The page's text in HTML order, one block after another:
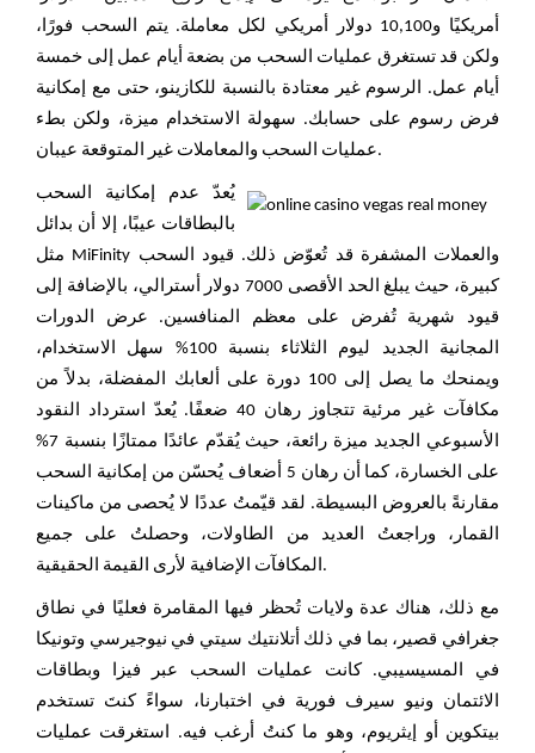
أمريكيًا و10,100 دولار أمريكي لكل معاملة. يتم السحب فورًا،
ولكن قد تستغرق عمليات السحب من بضعة أيام عمل إلى خمسة
أيام عمل. الرسوم غير معتادة بالنسبة للكازينو، حتى مع إمكانية
فرض رسوم على حسابك. سهولة الاستخدام ميزة، ولكن بطء
عمليات السحب والمعاملات غير المتوقعة عيبان.
يُعدّ عدم إمكانية السحب
بالبطاقات عيبًا، إلا أن بدائل
مثل MiFinity والعملات المشفرة قد تُعوّض ذلك. قيود السحب
كبيرة، حيث يبلغ الحد الأقصى 7000 دولار أسترالي، بالإضافة إلى
قيود شهرية تُفرض على معظم المنافسين. عرض الدورات
المجانية الجديد ليوم الثلاثاء بنسبة 100% سهل الاستخدام،
ويمنحك ما يصل إلى 100 دورة على ألعابك المفضلة، بدلاً من
مكافآت غير مرئية تتجاوز رهان 40 ضعفًا. يُعدّ استرداد النقود
الأسبوعي الجديد ميزة رائعة، حيث يُقدّم عائدًا ممتازًا بنسبة 7%
على الخسارة، كما أن رهان 5 أضعاف يُحسّن من إمكانية السحب
مقارنةً بالعروض البسيطة. لقد قيّمتُ عددًا لا يُحصى من ماكينات
القمار، وراجعتُ العديد من الطاولات، وحصلتُ على جميع
المكافآت الإضافية لأرى القيمة الحقيقية.
مع ذلك، هناك عدة ولايات تُحظر فيها المقامرة فعليًا في نطاق
جغرافي قصير، بما في ذلك أتلانتيك سيتي في نيوجيرسي وتونيكا
في المسيسيبي. كانت عمليات السحب عبر فيزا وبطاقات
الائتمان ونيو سيرف فورية في اختبارنا، سواءً كنتَ تستخدم
بيتكوين أو إيثريوم، وهو ما كنتُ أرغب فيه. استغرقت عمليات